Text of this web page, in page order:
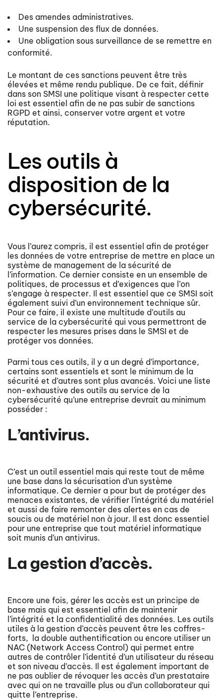
Des amendes administratives.
Une suspension des flux de données.
Une obligation sous surveillance de se remettre en
conformité.
Le montant de ces sanctions peuvent être très
élevées et même rendu publique. De ce fait, définir
dans son SMSI une politique visant à respecter cette
loi est essentiel afin de ne pas subir de sanctions
RGPD et ainsi, conserver votre argent et votre
réputation.
Les outils à
disposition de la
cybersécurité.
Vous l’aurez compris, il est essentiel afin de protéger
les données de votre entreprise de mettre en place un
système de management de la sécurité de
l’information. Ce dernier consiste en un ensemble de
politiques, de processus et d’exigences que l’on
s’engage à respecter. Il est essentiel que ce SMSI soit
également suivi d’un environnement technique sûr.
Pour ce faire, il existe une multitude d’outils au
service de la cybersécurité qui vous permettront de
respecter les mesures prises dans le SMSI et de
protéger vos données.
Parmi tous ces outils, il y a un degré d’importance,
certains sont essentiels et sont le minimum de la
sécurité et d’autres sont plus avancés. Voici une liste
non-exhaustive des outils au service de la
cybersécurité qu’une entreprise devrait au minimum
posséder :
L’antivirus.
C’est un outil essentiel mais qui reste tout de même
une base dans la sécurisation d’un système
informatique. Ce dernier a pour but de protéger des
menaces existantes, de vérifier l’intégrité du matériel
et aussi de faire remonter des alertes en cas de
soucis ou de matériel non à jour. Il est donc essentiel
pour une entreprise que tout matériel informatique
soit munis d’un antivirus.
La gestion d’accès.
Encore une fois, gérer les accès est un principe de
base mais qui est essentiel afin de maintenir
l’intégrité et la confidentialité des données. Les outils
utiles à la gestion d’accès peuvent être les coffres-
forts, la double authentification ou encore utiliser un
NAC (Network Access Control) qui permet entre
autres de contrôler l’identité d’un utilisateur du réseau
et son niveau d’accès. Il est également important de
ne pas oublier de révoquer les accès d’un prestataire
avec qui on ne travaille plus ou d’un collaborateur qui
quitte l’entreprise.